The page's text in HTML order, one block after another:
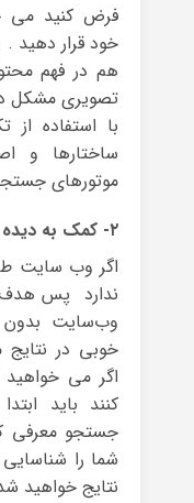
فرض کنید می
خود قرار دهید
هم در فهم
تصویری مشکل
با استفاده
ساختارها و
موتورهای
۲- کمک به دیده شدن سایت در نتایج جستجو
اگر وب سایت
ندارد پس هدف
وب‌سایت بدون
خوبی در
اگر می خواهید
کنند باید
جستجو معرفی
شما را شناسایی
نتایج خواهید